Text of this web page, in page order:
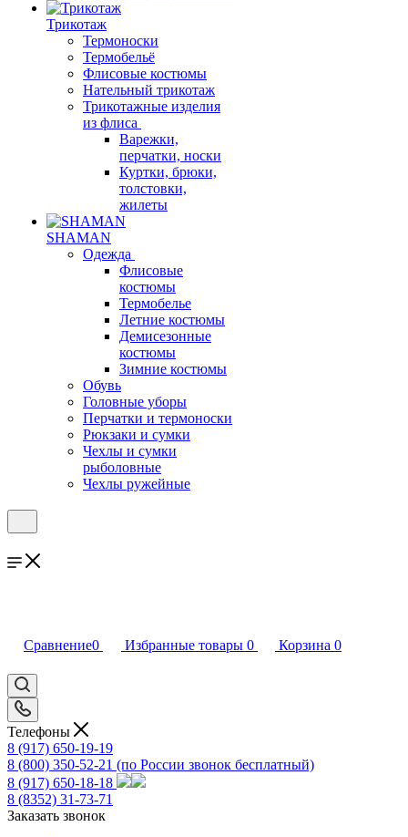
Трикотаж
Термоноски
Термобельё
Флисовые костюмы
Нательный трикотаж
Трикотажные изделия
из флиса
Варежки,
перчатки, носки
Куртки, брюки,
толстовки,
жилеты
SHAMAN
Одежда
Флисовые
костюмы
Термобелье
Летние костюмы
Демисезонные
костюмы
Зимние костюмы
Обувь
Головные уборы
Перчатки и термоноски
Рюкзаки и сумки
Чехлы и сумки
рыболовные
Чехлы ружейные
Сравнение0 Избранные товары 0 Корзина 0
Телефоны
8 (917) 650-19-19
8 (800) 350-52-21 (по России звонок бесплатный)
8 (917) 650-18-18
8 (8352) 31-73-71
Заказать звонок